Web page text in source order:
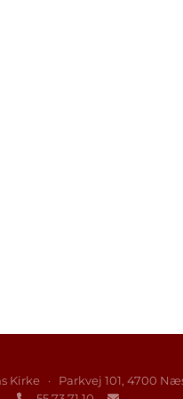
Kirke · Parkvej 101, 4700